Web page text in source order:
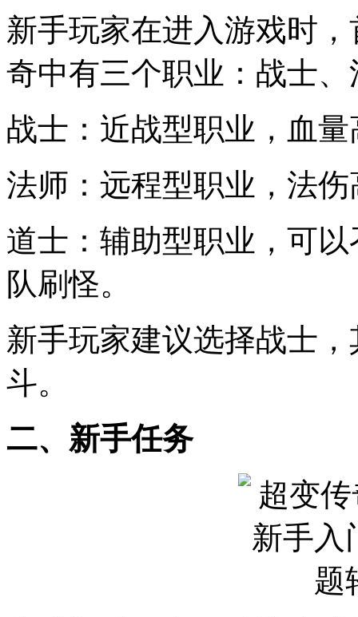
新手玩家在进入游戏时
奇中有三个职业：战士
战士：近战型职业，血
法师：远程型职业，法
道士：辅助型职业，可
队刷怪。
新手玩家建议选择战士
斗。
二、新手任务